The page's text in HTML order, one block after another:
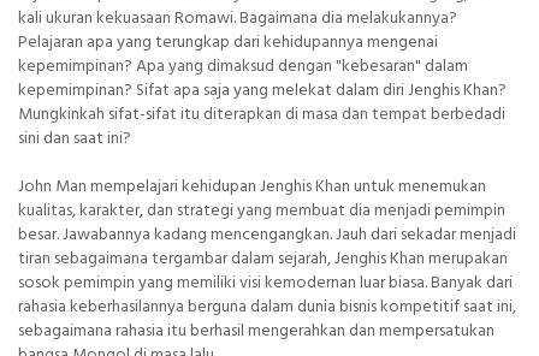
kali ukuran kekuasaan Romawi. Bagaimana dia melakukannya?
Pelajaran apa yang terungkap dari kehidupannya mengenai
kepemimpinan? Apa yang dimaksud dengan "kebesaran" dalam
kepemimpinan? Sifat apa saja yang melekat dalam diri Jenghis Khan?
Mungkinkah sifat-sifat itu diterapkan di masa dan tempat berbedadi
sini dan saat ini?
John Man mempelajari kehidupan Jenghis Khan untuk menemukan
kualitas, karakter, dan strategi yang membuat dia menjadi pemimpin
besar. Jawabannya kadang mencengangkan. Jauh dari sekadar menjadi
tiran sebagaimana tergambar dalam sejarah, Jenghis Khan merupakan
sosok pemimpin yang memiliki visi kemodernan luar biasa. Banyak dari
rahasia keberhasilannya berguna dalam dunia bisnis kompetitif saat ini,
sebagaimana rahasia itu berhasil mengerahkan dan mempersatukan